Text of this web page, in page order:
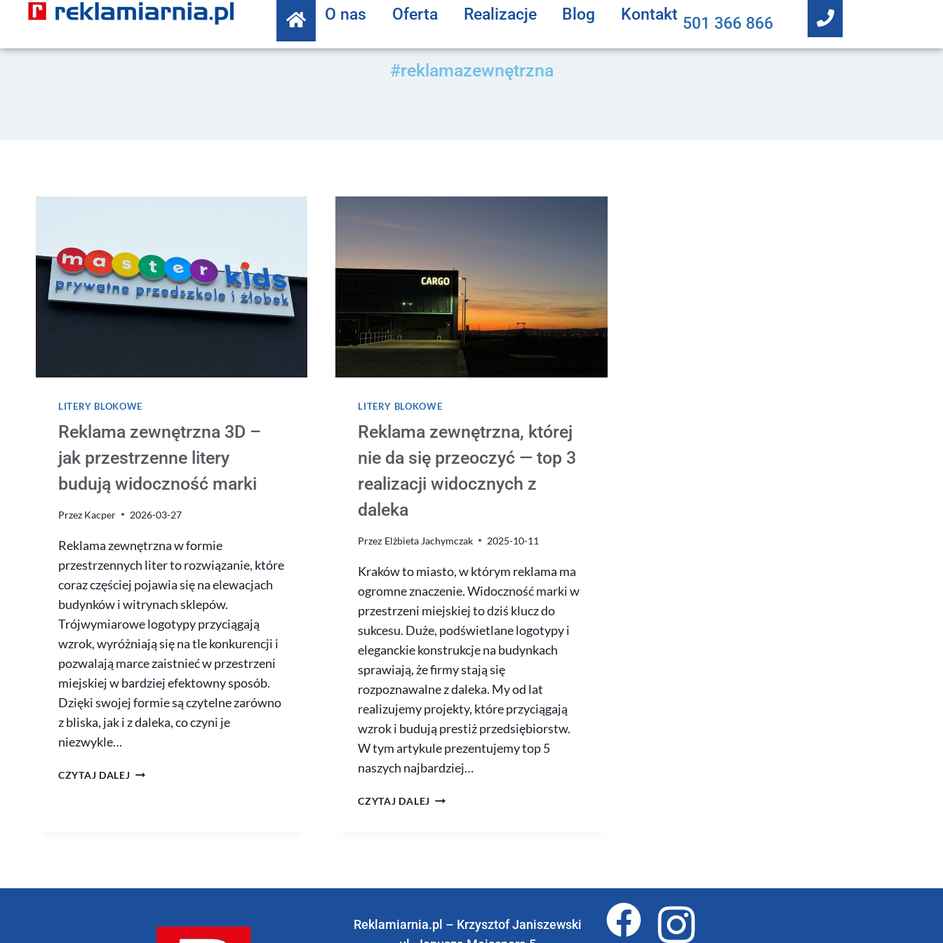
O nas Oferta Realizacje Blog Kontakt 501 366 866
#reklamazewnętrzna
LITERY BLOKOWE
Reklama zewnętrzna 3D –
jak przestrzenne litery
budują widoczność marki
Przez Kacper 2026-03-27
Reklama zewnętrzna w formie
przestrzennych liter to rozwiązanie, które
coraz częściej pojawia się na elewacjach
budynków i witrynach sklepów.
Trójwymiarowe logotypy przyciągają
wzrok, wyróżniają się na tle konkurencji i
pozwalają marce zaistnieć w przestrzeni
miejskiej w bardziej efektowny sposób.
Dzięki swojej formie są czytelne zarówno
z bliska, jak i z daleka, co czyni je
niezwykle…
CZYTAJ DALEJ
LITERY BLOKOWE
Reklama zewnętrzna, której
nie da się przeoczyć — top 3
realizacji widocznych z
daleka
Przez Elżbieta Jachymczak 2025-10-11
Kraków to miasto, w którym reklama ma
ogromne znaczenie. Widoczność marki w
przestrzeni miejskiej to dziś klucz do
sukcesu. Duże, podświetlane logotypy i
eleganckie konstrukcje na budynkach
sprawiają, że firmy stają się
rozpoznawalne z daleka. My od lat
realizujemy projekty, które przyciągają
wzrok i budują prestiż przedsiębiorstw.
W tym artykule prezentujemy top 5
naszych najbardziej…
CZYTAJ DALEJ
Reklamiarnia.pl – Krzysztof Janiszewski